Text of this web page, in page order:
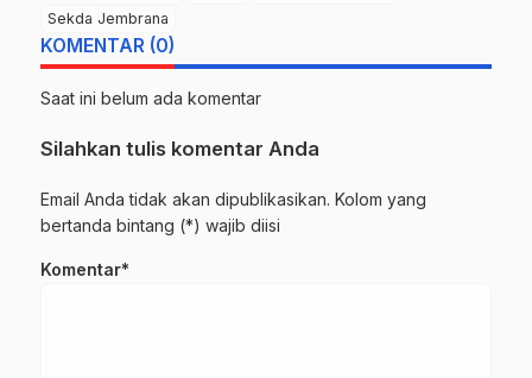
Sekda Jembrana
KOMENTAR (0)
Saat ini belum ada komentar
Silahkan tulis komentar Anda
Email Anda tidak akan dipublikasikan. Kolom yang
bertanda bintang (*) wajib diisi
Komentar*